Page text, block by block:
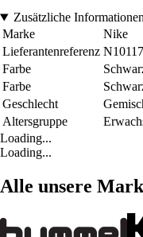
Zusätzliche Informationen
Marke
Nike
Lieferantenreferenz
Farbe
Farbe
Geschlecht
Altersgruppe
Loading...
Loading...
Alle unsere